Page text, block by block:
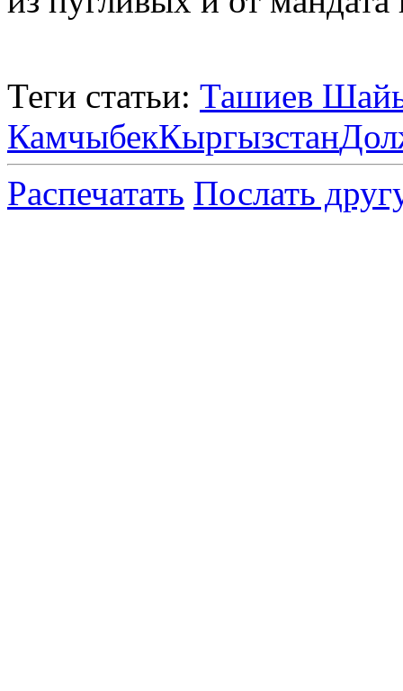
Теги статьи: Ташиев
КамчыбекКыргызстан
Распечатать Послать